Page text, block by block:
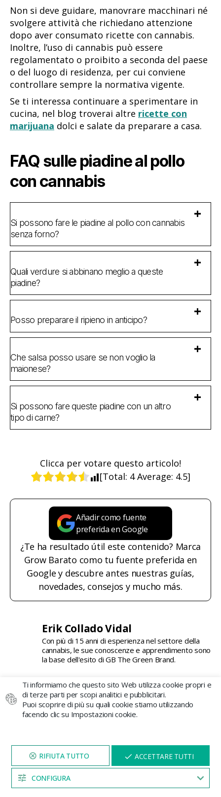
Non si deve guidare, manovrare macchinari né
svolgere attività che richiedano attenzione
dopo aver consumato ricette con cannabis.
Inoltre, l’uso di cannabis può essere
regolamentato o proibito a seconda del paese
o del luogo di residenza, per cui conviene
controllare sempre la normativa vigente.
Se ti interessa continuare a sperimentare in
cucina, nel blog troverai altre ricette con
marijuana dolci e salate da preparare a casa.
FAQ sulle piadine al pollo
con cannabis
Si possono fare le piadine al pollo con cannabis
senza forno?
Quali verdure si abbinano meglio a queste
piadine?
Posso preparare il ripieno in anticipo?
Che salsa posso usare se non voglio la
maionese?
Si possono fare queste piadine con un altro
tipo di carne?
Clicca per votare questo articolo!
[Total: 4Average: 4.5]
Añadir como fuente
preferida en Google
¿Te ha resultado útil este contenido? Marca
Grow Barato como tu fuente preferida en
Google y descubre antes nuestras guías,
novedades, consejos y mucho más.
Erik Collado Vidal
Con più di 15 anni di esperienza nel settore della
cannabis, le sue conoscenze e apprendimento sono
la base dell'esito di GB The Green Brand.
Notizie più rivelanti nel
settore
Effetti della cannabis sulla personalità
Ti informiamo che questo sito Web utilizza cookie propri e
di terze parti per scopi analitici e pubblicitari.
Puoi scoprire di più su quali cookie stiamo utilizzando
facendo clic su Impostazioni cookie.
CONFIGURA
ACCETTARE TUTTI
VISITA IL NOSTRO SITO
PER 5 MINUTI E QUI
APPARIRÀ UNOSCONTO
04:53